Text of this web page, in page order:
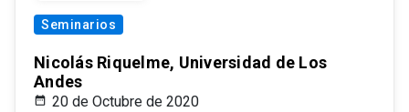
Seminarios
Nicolás Riquelme, Universidad de Los
Andes
20 de Octubre de 2020